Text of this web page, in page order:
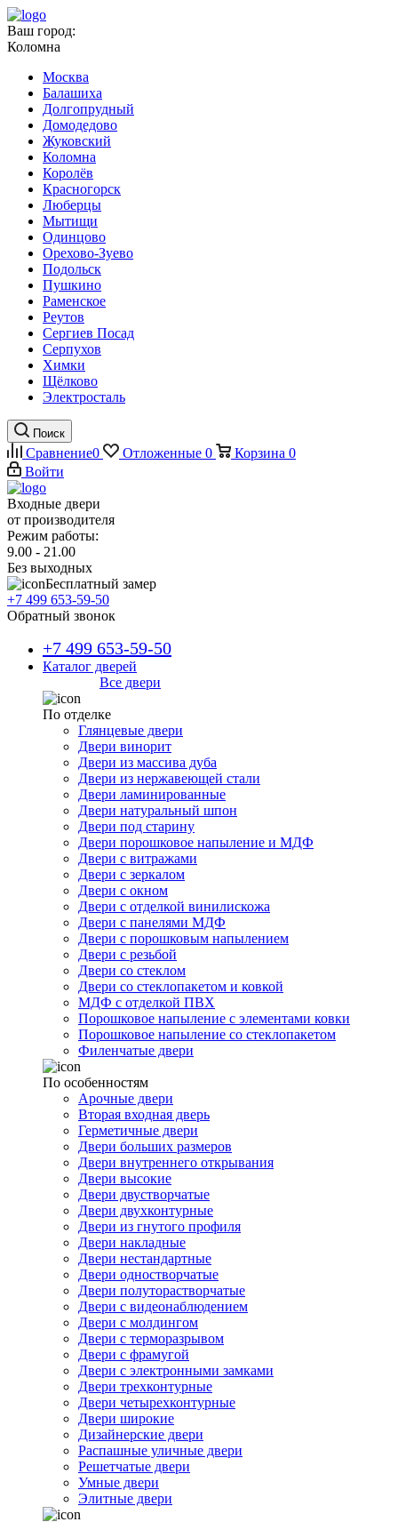
Ваш город:
Коломна
Москва
Балашиха
Долгопрудный
Домодедово
Жуковский
Коломна
Королёв
Красногорск
Люберцы
Мытищи
Одинцово
Орехово-Зуево
Подольск
Пушкино
Раменское
Реутов
Сергиев Посад
Серпухов
Химки
Щёлково
Электросталь
Поиск
Сравнение0 Отложенные 0 Корзина 0
Войти
Входные двери
от производителя
Режим работы:
9.00 - 21.00
Без выходных
Бесплатный замер
+7 499 653-59-50
Обратный звонок
+7 499 653-59-50
Каталог дверей
Все двери
По отделке
Глянцевые двери
Двери винорит
Двери из массива дуба
Двери из нержавеющей стали
Двери ламинированные
Двери натуральный шпон
Двери под старину
Двери порошковое напыление и МДФ
Двери с витражами
Двери с зеркалом
Двери с окном
Двери с отделкой винилискожа
Двери с панелями МДФ
Двери с порошковым напылением
Двери с резьбой
Двери со стеклом
Двери со стеклопакетом и ковкой
МДФ с отделкой ПВХ
Порошковое напыление с элементами ковки
Порошковое напыление со стеклопакетом
Филенчатые двери
По особенностям
Арочные двери
Вторая входная дверь
Герметичные двери
Двери больших размеров
Двери внутреннего открывания
Двери высокие
Двери двустворчатые
Двери двухконтурные
Двери из гнутого профиля
Двери накладные
Двери нестандартные
Двери одностворчатые
Двери полуторастворчатые
Двери с видеонаблюдением
Двери с молдингом
Двери с терморазрывом
Двери с фрамугой
Двери с электронными замками
Двери трехконтурные
Двери четырехконтурные
Двери широкие
Дизайнерские двери
Распашные уличные двери
Решетчатые двери
Умные двери
Элитные двери